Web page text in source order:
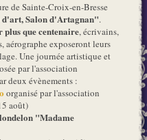
de Sainte-Croix-en-Bresse
d'art, Salon d'Artagnan".
plus que centenaire, écrivains,
aérographe exposeront leurs
Une journée artistique et
par l'association
deux évènements :
organisé par l'association
août)
"Madame